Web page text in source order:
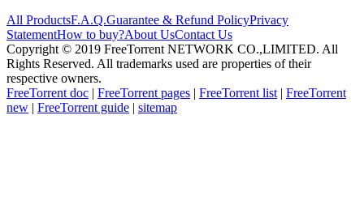
All ProductsF.A.Q.Guarantee & Refund PolicyPrivacy
StatementHow to buy?About UsContact Us
Copyright © 2019 FreeTorrent NETWORK CO.,LIMITED. All
Rights Reserved. All trademarks used are properties of their
respective owners.
FreeTorrent doc | FreeTorrent pages | FreeTorrent list | FreeTorrent
new | FreeTorrent guide | sitemap